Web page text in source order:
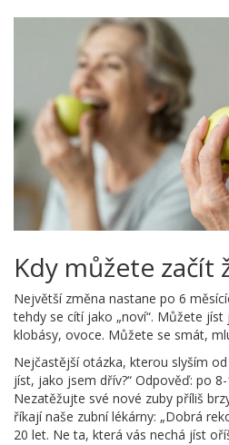
Kdy můžete začít
Největší změna nastane po 6
tehdy se cítí jako „noví“. Můžete
klobásy, ovoce. Můžete se smát,
Nejčastější otázka, kterou slyším
jíst, jako jsem dřív?“ Odpověď: po
Nezatěžujte své nové zuby příliš
říkají naše zubní lékárny: „Dobrá
20 let. Ne ta, která vás nechá jíst